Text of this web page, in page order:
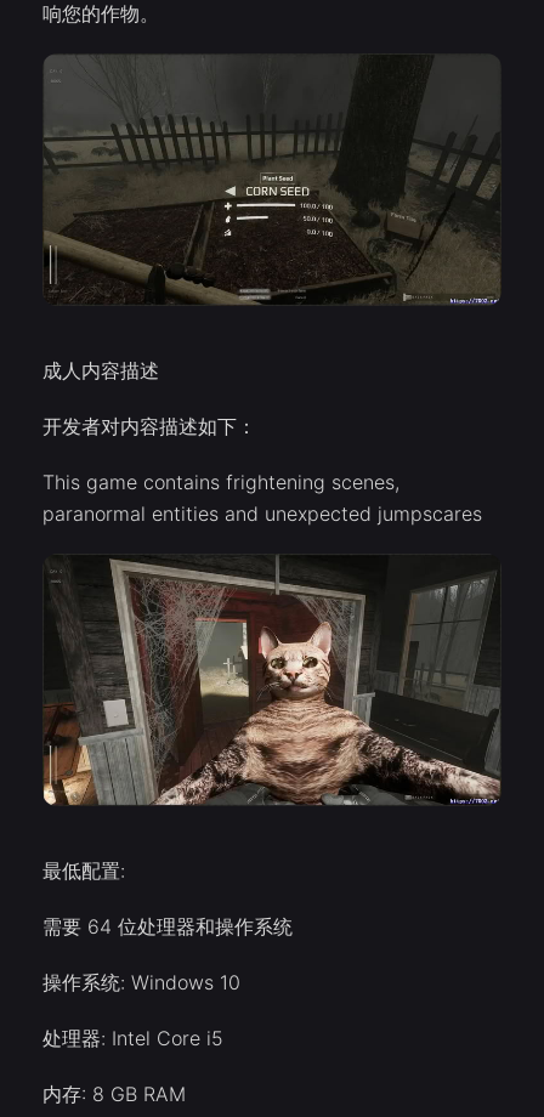
响您的作物。
成人内容描述
开发者对内容描述如下：
This game contains frightening scenes,
paranormal entities and unexpected jumpscares
最低配置:
需要 64 位处理器和操作系统
操作系统: Windows 10
处理器: Intel Core i5
内存: 8 GB RAM